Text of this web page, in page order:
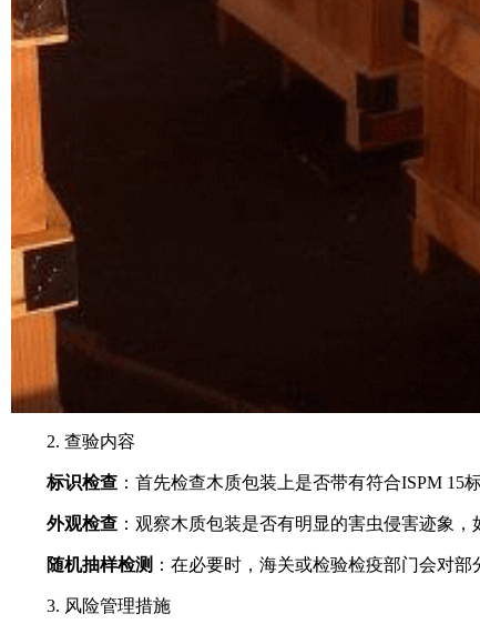
2. 查验内容
标识检查 ：首先检查木质包装上是否带有符合ISPM
外观检查 ：观察木质包装是否有明显的害虫侵害迹象，
随机抽样检测 ：在必要时，海关或检验检疫部门会对
3. 风险管理措施